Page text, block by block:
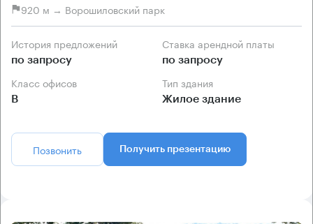
920 м → Ворошиловский парк
История предложений
по запросу
Ставка арендной платы
по запросу
Класс офисов
B
Тип здания
Жилое здание
Позвонить Получить презентацию